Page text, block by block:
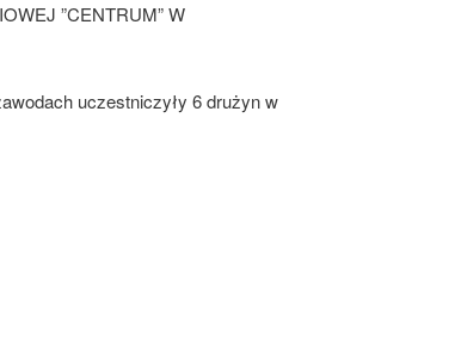
”CENTRUM” W
uczestniczyły 6 drużyn w